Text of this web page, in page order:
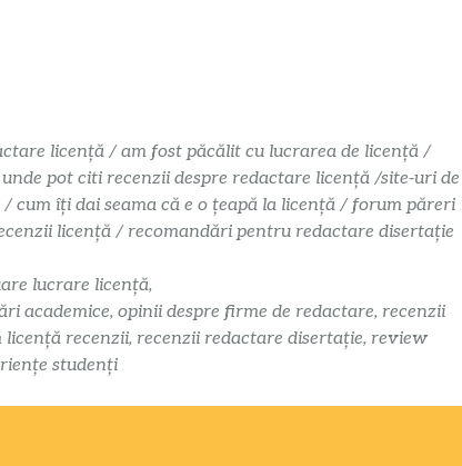
licență / am fost păcălit cu lucrarea de licență /
pot citi recenzii despre redactare licență /site-uri de
cum îți dai seama că e o țeapă la licență / forum păreri
licență / recomandări pentru redactare disertație
lucrare licență,
academice, opinii despre firme de redactare, recenzii
recenzii, recenzii redactare disertație, review
studenți